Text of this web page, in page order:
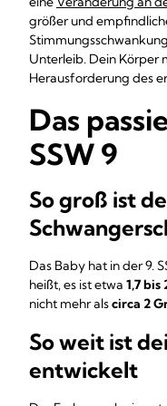
größer und
Unterleib. Dein Körper
Herausforderung des
Das
SSW 9
So groß ist
Das Baby hat in der 9.
heißt, es ist etwa 1,7 bis
nicht mehr alscirca 2
So weit ist
entwickelt